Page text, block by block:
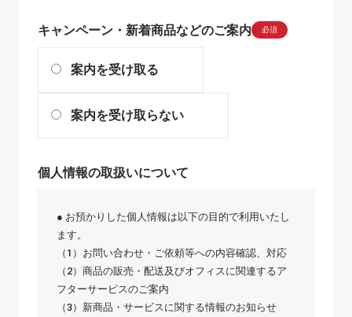
キャンペーン・新着商品などのご案内 必須
案内を受け取る
案内を受け取らない
個人情報の取扱いについて
● お預かりした個人情報は以下の目的で利用いたし
ます。
（1）お問い合わせ・ご依頼等への内容確認、対応
（2）商品の販売・配送及びオフィスに関連するア
フターサービスのご案内
（3）新商品・サービスに関する情報のお知らせ